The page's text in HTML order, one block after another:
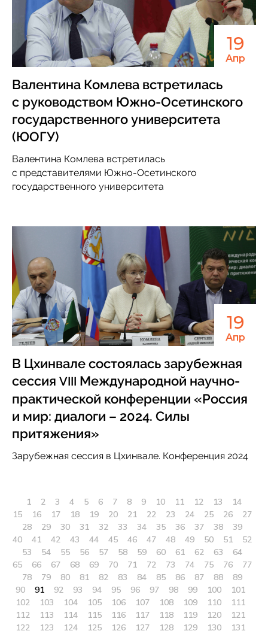
19
Апр
Валентина Комлева встретилась
с руководством Южно-Осетинского
государственного университета
(ЮОГУ)
Валентина Комлева встретилась
с представителями Южно-Осетинского
государственного университета
19
Апр
В Цхинвале состоялась зарубежная
сессия VIII Международной научно-
практической конференции «Россия
и мир: диалоги – 2024. Силы
притяжения»
Зарубежная сессия в Цхинвале. Конференция 2024
1 2 3 4 5 6 7 8 9 10 11 12 13
14
15
16 17 18 19 20 21 22 23 24 25 26
27
28
29 30 31 32 33 34 35 36 37 38
39
40
41 42 43 44 45 46 47 48 49 50 51
52
53
54 55 56 57 58 59 60 61 62 63
64
65
66 67 68 69 70 71 72 73 74 75 76
77
78
79 80 81 82 83 84 85 86 87 88
89
90
91 92 93 94 95 96 97 98 99 100
101
102
103 104 105 106 107 108 109 110
111
112
113 114 115 116 117 118 119 120
121
122
123 124 125 126 127 128 129 130
131